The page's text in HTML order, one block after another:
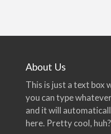
About Us
This is just a text box
you can type
and it will
here. Pretty cool, huh?